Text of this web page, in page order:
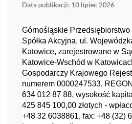
Data publikacji: 10 lipiec 2026
Górnośląskie
Spółka Akcyjna, ul.
Katowice, zarejestrowane w
Katowice-Wschód w
Gospodarczy Krajowego
numerem 0000247533,
634 012 87 88, wysokość
425 845 100,00 złotych -
+48 32 6038861, fax: +48 (32)